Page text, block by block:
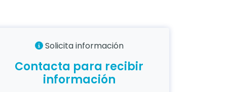
Solicita información
Contacta para recibir
información